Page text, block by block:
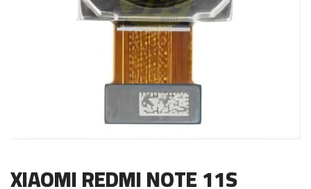
XIAOMI REDMI NOTE 11S